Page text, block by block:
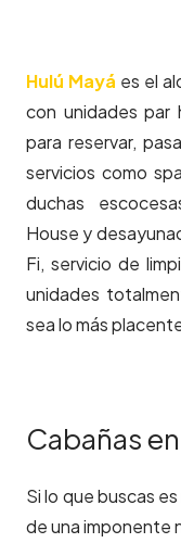
Hulú Mayá es el
con unidades par
para reservar,
servicios como
duchas
House y
Fi, servicio de
unidades
sea lo más
Cabañas
Si lo que buscas
de una imponente